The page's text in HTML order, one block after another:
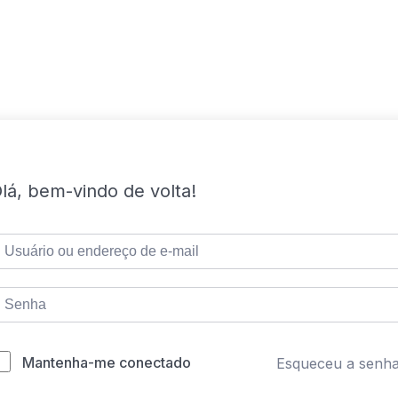
bem-vindo de volta!
Mantenha-me conectado Esqueceu a